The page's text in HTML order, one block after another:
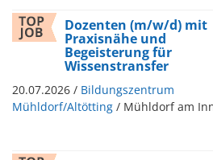
Dozenten (m/w/d) mit
Praxisnähe und
Begeisterung für
Wissenstransfer
20.07.2026 / Bildungszentrum
Mühldorf/Altötting / Mühldorf am